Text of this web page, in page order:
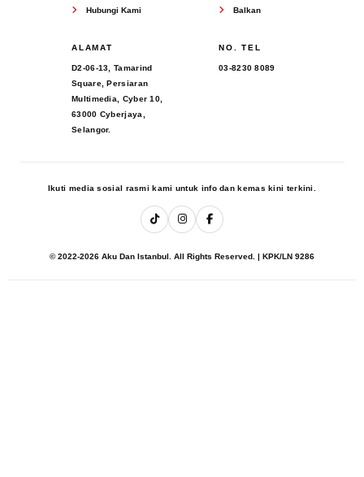
Hubungi Kami
Balkan
ALAMAT
D2-06-13, Tamarind
Square, Persiaran
Multimedia, Cyber 10,
63000 Cyberjaya,
Selangor.
NO. TEL
03-8230 8089
Ikuti media sosial rasmi kami untuk info dan kemas kini terkini.
© 2022-2026 Aku Dan Istanbul. All Rights Reserved. | KPK/LN 9286